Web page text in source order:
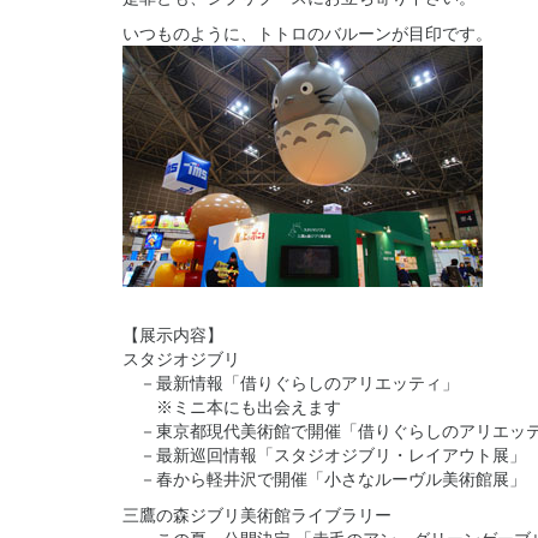
いつものように、トトロのバルーンが目印です。
【展示内容】
スタジオジブリ
－最新情報「借りぐらしのアリエッティ」
※ミニ本にも出会えます
－東京都現代美術館で開催「借りぐらしのアリエッ
－最新巡回情報「スタジオジブリ・レイアウト展」
－春から軽井沢で開催「小さなルーヴル美術館展」
三鷹の森ジブリ美術館ライブラリー